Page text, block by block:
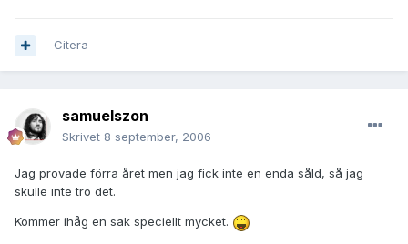
Citera
samuelszon
Skrivet 8 september, 2006
Jag provade förra året men jag fick inte en enda såld, så jag
skulle inte tro det.
Kommer ihåg en sak speciellt mycket.